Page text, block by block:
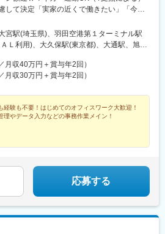
駅(長崎県)、長崎駅前駅、大分駅、賀来駅、
宮崎駅、都城駅、鹿児島駅、谷山駅(鹿児島
道)、県庁前駅(沖縄県)、おもろまち駅、都庁
空港第１・第２ターミナル駅(京急)、新大久
瀬通駅、宇都宮駅東口駅、金沢駅、市役所
(富山県)、東梅田駅、なんば駅(地下鉄)、岡
(愛媛県)、片原町駅(香川県)、熊本城・市役
、要町駅、京王八王子駅、立川南駅、平沼
、西桐生駅、函館駅前駅、仙台駅(地下鉄)、
駅、大須観音駅、新豊橋駅、豊川稲荷駅、
駅、西松本駅、新魚津駅、あすなろう四日
梅田駅(阪神線)、大阪梅田駅(阪急線)、小路
庫県)、三宮駅(神戸新交通)、西宮駅、山陽
駅、五島町駅、熊本駅前駅、鹿児島駅前
)、美栄橋駅、新宿西口駅、反町駅、羽田空
東京モノレール・ＡＮＡ利用)、西武新宿駅、
、福井駅(福井県)、大阪難波駅、猿猴橋町
て決定「実家の近くで働きたい」「今の
」そんな希望も相談OKです。地元に戻って
ます！生活スタイルが変わって、勤務エリ
談も可能です！■北海道・東北：北海道・青
・埼玉・千葉■中部：岐阜・愛知・静岡・石
・福井・三重■近畿：滋賀・大阪・兵庫・奈
・長崎・大分・熊本・宮崎・鹿児島・沖縄
宮駅(埼玉県)、羽田空港第１ターミナル駅
Ｌ利用)、大久保駅(東京都)、大通駅、旭川
潟駅、新静岡駅、三島広小路駅、北鉄金沢
前駅、福井駅、北新地駅、姫路駅、なんば
ェイ山麓駅、浦添前田駅、通町筋駅、宮崎
新宿三丁目駅、池袋駅、吉祥寺駅、町田
、新横浜駅、川崎駅、座間駅、相模原駅、
線)、浦和駅、さいたま新都心駅、川口駅、
駅、春日部駅、千葉中央駅、千葉みなと
、世良田駅、桐生駅、栃木駅、小山駅、札
、千歳駅(北海道)、青森駅、一ノ関駅、遠野
秋田駅、横手駅、あおば通駅、泉中央駅、
王駅、山形駅、寒河江駅、酒田駅、福島駅
会津若松駅、郡山富田駅、白河駅、名鉄名古
収40万円＋賞与年2回）
収30万円＋賞与年2回）
経験も不要！はじめてのオフィスワーク大歓迎！
理やデータ入力などの事務作業メイン！
応募する